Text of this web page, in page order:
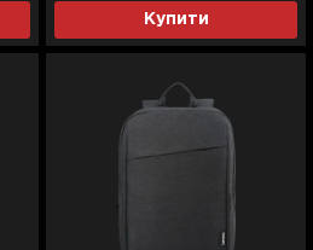
Купити